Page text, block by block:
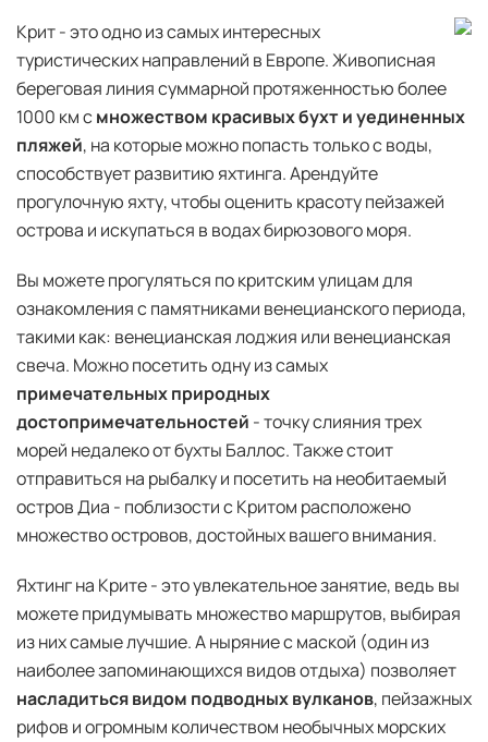
Крит - это одно из самых интересных
туристических направлений в Европе. Живописная
береговая линия суммарной протяженностью более
1000 км смножеством красивых бухт и уединенных
пляжей, на которые можно попасть только с воды,
способствует развитию яхтинга. Арендуйте
прогулочную яхту, чтобы оценить красоту пейзажей
острова и искупаться в водах бирюзового моря.
Вы можете прогуляться по критским улицам для
ознакомления с памятниками венецианского периода,
такими как: венецианская лоджия или венецианская
свеча. Можно посетить одну из самых
примечательных природных
достопримечательностей - точку слияния трех
морей недалеко от бухты Баллос. Также стоит
отправиться на рыбалку и посетить на необитаемый
остров Диа - поблизости с Критом расположено
множество островов, достойных вашего внимания.
Яхтинг на Крите - это увлекательное занятие, ведь вы
можете придумывать множество маршрутов, выбирая
из них самые лучшие. А ныряние с маской (один из
наиболее запоминающихся видов отдыха) позволяет
насладиться видом подводных вулканов, пейзажных
рифов и огромным количеством необычных морских